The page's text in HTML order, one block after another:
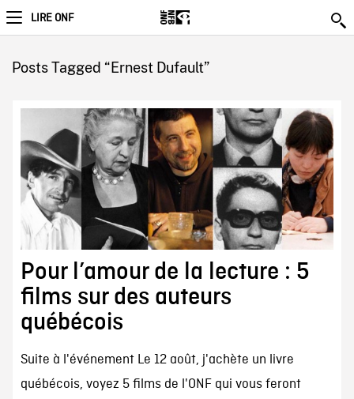
LIRE ONF
Posts Tagged “Ernest Dufault”
Pour l’amour de la lecture : 5
films sur des auteurs
québécois
Suite à l'événement Le 12 août, j'achète un livre
québécois, voyez 5 films de l'ONF qui vous feront